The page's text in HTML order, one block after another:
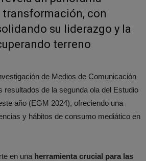
con
su liderazgo y la
terreno
de Medios de Comunicación
resultados de la segunda ola del Estudio
año (EGM 2024), ofreciendo una
y hábitos de consumo mediático en
en una herramienta crucial para las